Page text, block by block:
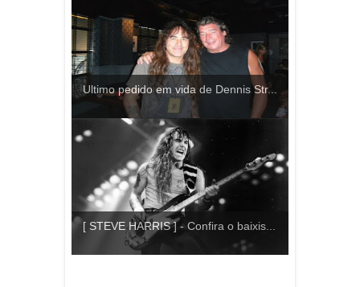
Ultimo pedido em vida de Dennis Str...
[ STEVE HARRIS ] - Confira o baixis...